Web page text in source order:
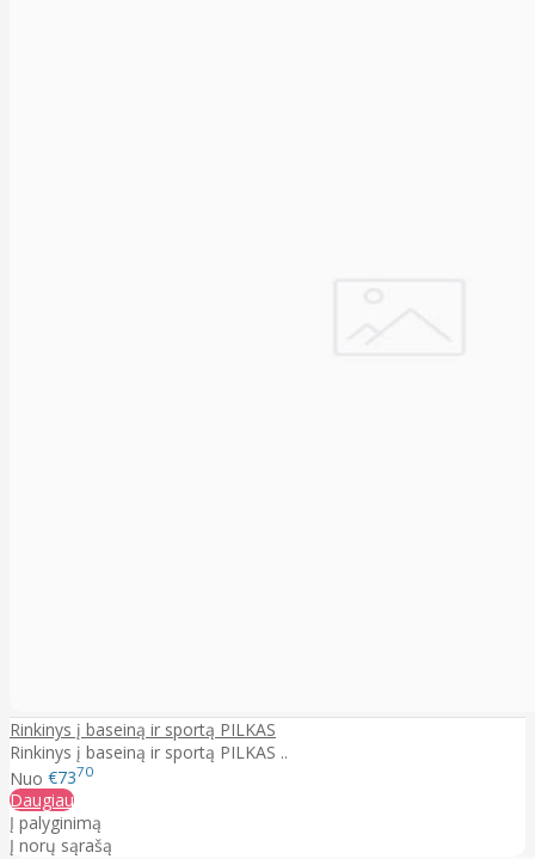
Rinkinys į baseiną ir sportą PILKAS
Rinkinys į baseiną ir sportą PILKAS ..
Nuo €7370
Daugiau
Į palyginimą
Į norų sąrašą